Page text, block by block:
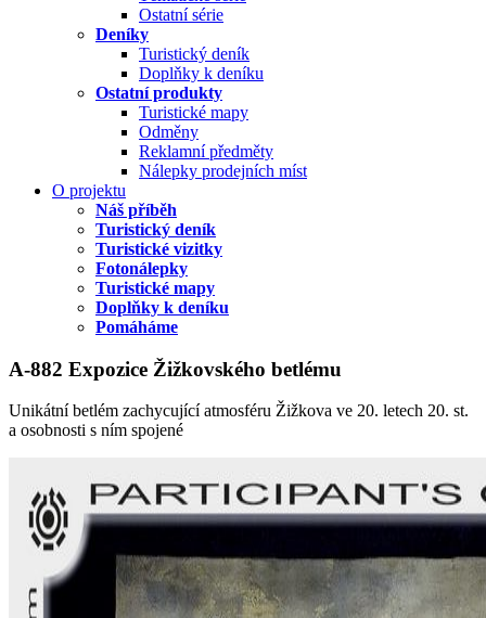
Ostatní série
Deníky
Turistický deník
Doplňky k deníku
Ostatní produkty
Turistické mapy
Odměny
Reklamní předměty
Nálepky prodejních míst
O projektu
Náš příběh
Turistický deník
Turistické vizitky
Fotonálepky
Turistické mapy
Doplňky k deníku
Pomáháme
A-882 Expozice Žižkovského betlému
Unikátní betlém zachycující atmosféru Žižkova ve 20. letech 20. st.
a osobnosti s ním spojené